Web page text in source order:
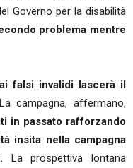
Governo per la disabilità
problema mentre
falsi invalidi lascerà il
campagna, affermano,
in passato rafforzando
insita nella campagna
La prospettiva lontana